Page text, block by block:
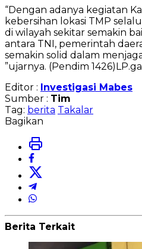
“Dengan adanya kegiatan
kebersihan lokasi TMP
di wilayah sekitar semakin
antara TNI, pemerintah
semakin solid dalam
”ujarnya. (Pendim
Editor : Investigasi Mabes
Sumber : Tim
Tag: berita Takalar
Bagikan
Berita Terkait